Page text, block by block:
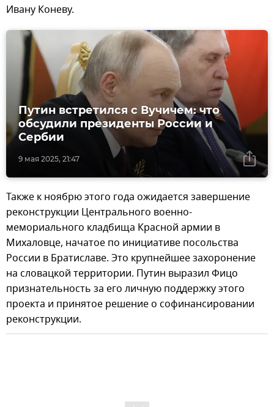
Ивану Коневу.
9 мая 2025, 21:47
Путин встретился с Вучичем: что
обсудили президенты России и
Сербии
Также к ноябрю этого года ожидается завершение
реконструкции Центрального военно-
мемориального кладбища Красной армии в
Михаловце, начатое по инициативе посольства
России в Братиславе. Это крупнейшее захоронение
на словацкой территории. Путин выразил Фицо
признательность за его личную поддержку этого
проекта и принятое решение о софинансировании
реконструкции.